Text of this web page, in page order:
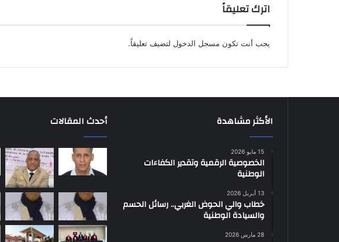
اترك تعليقاً
يجب أنت تكون مسجل الدخول لتضيف تعليقاً.
الأكثر مشاهدة
15 مايو 2026
الخصوصية الرقمية وتقدير الكفاءات
الوطنية
13 أبريل 2026
خطاب والي الحوض الغربي.. رسائل الحسم
والسيادة الوطنية
28 مارس 2026
أحدث المقالات